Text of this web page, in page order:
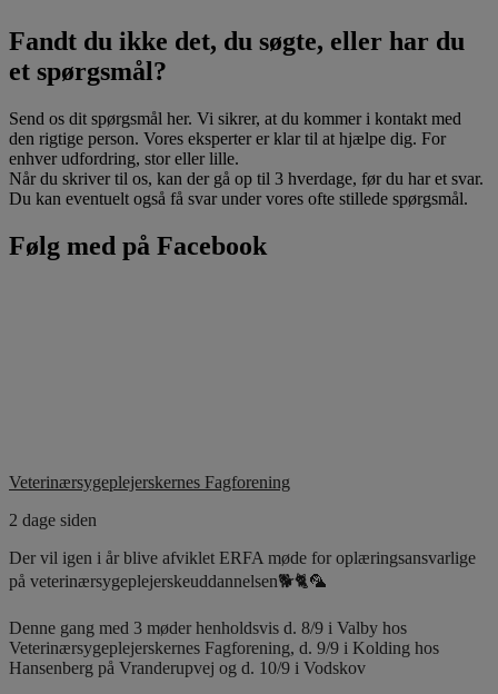
Fandt du ikke det, du søgte, eller har du
et spørgsmål?
Send os dit spørgsmål her. Vi sikrer, at du kommer i kontakt med
den rigtige person. Vores eksperter er klar til at hjælpe dig. For
enhver udfordring, stor eller lille.
Når du skriver til os, kan der gå op til 3 hverdage, før du har et svar.
Du kan eventuelt også få svar under vores ofte stillede spørgsmål.
Følg med på Facebook
Veterinærsygeplejerskernes Fagforening
2 dage siden
Der vil igen i år blive afviklet ERFA møde for oplæringsansvarlige
på veterinærsygeplejerskeuddannelsen🐕🐈🦜
Denne gang med 3 møder henholdsvis d. 8/9 i Valby hos
Veterinærsygeplejerskernes Fagforening, d. 9/9 i Kolding hos
Hansenberg på Vranderupvej og d. 10/9 i Vodskov